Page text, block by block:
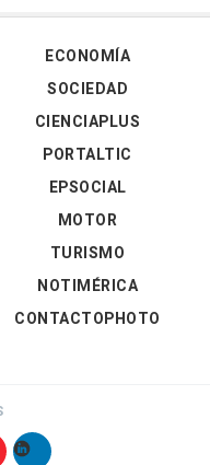
ECONOMÍA
SOCIEDAD
CIENCIAPLUS
PORTALTIC
EPSOCIAL
MOTOR
TURISMO
NOTIMÉRICA
CONTACTOPHOTO